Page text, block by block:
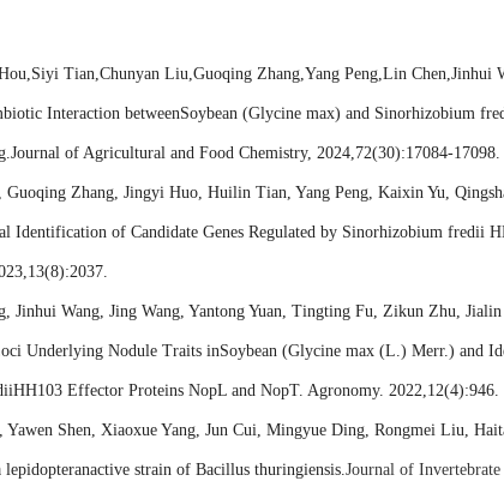
Tian,Chunyan Liu,Guoqing Zhang,Yang Peng,Lin Chen,Jinhui
Interaction betweenSoybean (Glycine max) and Sinorhizobium
of Agricultural and Food Chemistry, 2024,72(30):17084-17098.
Zhang, Jingyi Huo, Huilin Tian, Yang Peng, Kaixin Yu,
Identification of Candidate Genes Regulated by Sinorhizobium fredii
Jinhui Wang, Jing Wang, Yantong Yuan, Tingting Fu, Zikun Zhu,
Underlying Nodule Traits inSoybean (Glycine max (L.) Merr.) and
Effector Proteins NopL and NopT. Agronomy. 2022,12(4):946.
Yawen Shen, Xiaoxue Yang, Jun Cui, Mingyue Ding, Rongmei Liu,
strain of Bacillus thuringiensis.Journal of Invertebrate